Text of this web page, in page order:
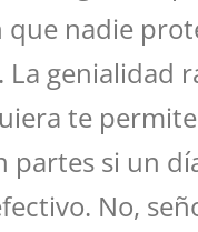
que nadie
La genialidad
te
partes si un
No,